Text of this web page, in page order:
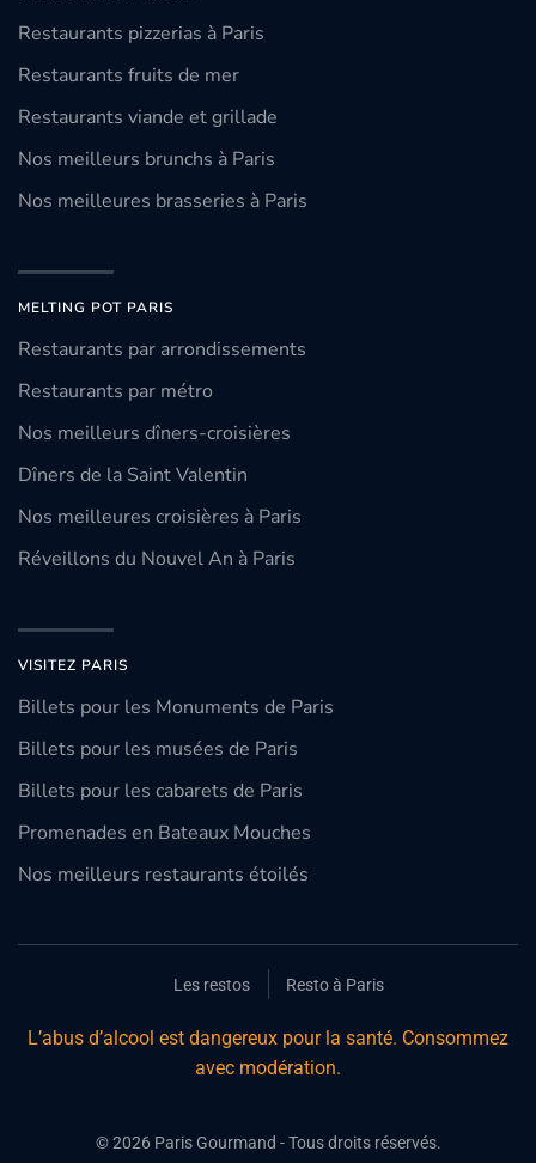
Restaurants pizzerias à Paris
Restaurants fruits de mer
Restaurants viande et grillade
Nos meilleurs brunchs à Paris
Nos meilleures brasseries à Paris
MELTING POT PARIS
Restaurants par arrondissements
Restaurants par métro
Nos meilleurs dîners-croisières
Dîners de la Saint Valentin
Nos meilleures croisières à Paris
Réveillons du Nouvel An à Paris
VISITEZ PARIS
Billets pour les Monuments de Paris
Billets pour les musées de Paris
Billets pour les cabarets de Paris
Promenades en Bateaux Mouches
Nos meilleurs restaurants étoilés
Les restos Resto à Paris
L’abus d’alcool est dangereux pour la santé. Consommez
avec modération.
©2026Paris Gourmand - Tous droits réservés.